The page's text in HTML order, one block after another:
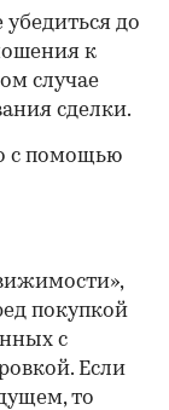
до
к
случае
сделки.
с помощью
покупкой
с
Если
то